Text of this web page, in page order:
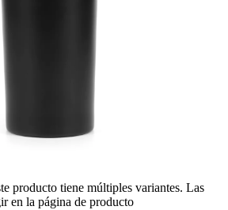
producto tiene múltiples variantes. Las
en la página de producto